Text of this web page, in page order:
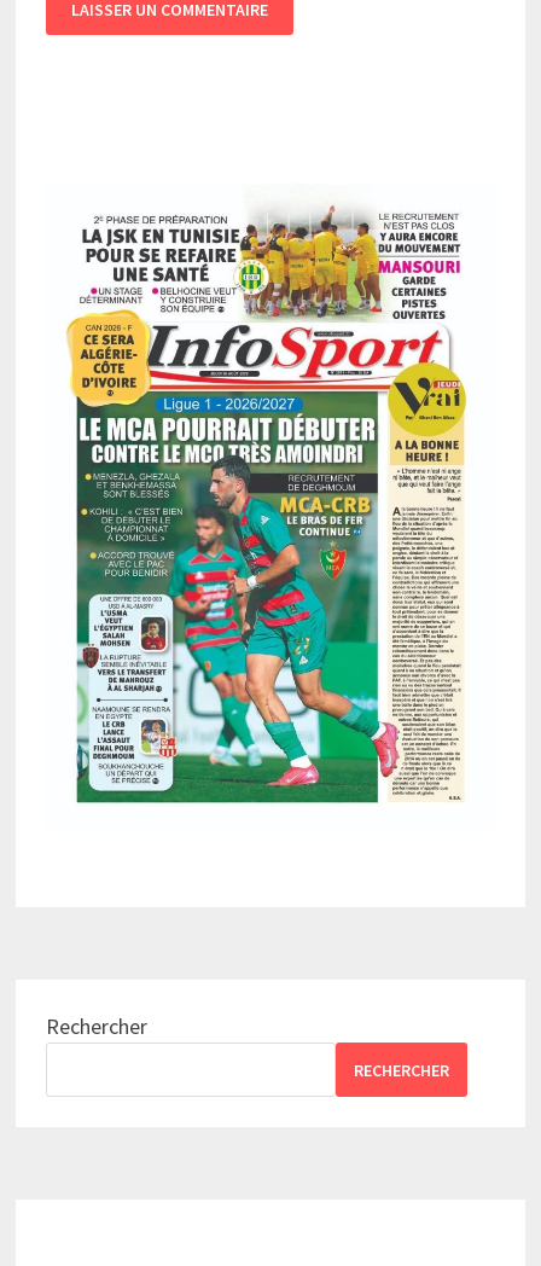
Rechercher
RECHERCHER